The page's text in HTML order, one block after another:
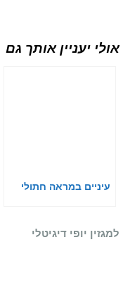
אולי יעניין אותך גם
עיניים במראה חתולי
למגזין יופי דיגיטלי